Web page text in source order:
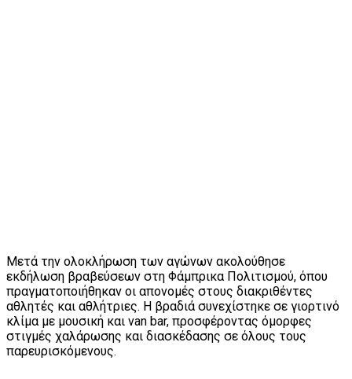
Μετά την ολοκλήρωση των αγώνων ακολούθησε
εκδήλωση βραβεύσεων στη Φάμπρικα Πολιτισμού, όπου
πραγματοποιήθηκαν οι απονομές στους διακριθέντες
αθλητές και αθλήτριες. Η βραδιά συνεχίστηκε σε γιορτινό
κλίμα με μουσική και van bar, προσφέροντας όμορφες
στιγμές χαλάρωσης και διασκέδασης σε όλους τους
παρευρισκόμενους.